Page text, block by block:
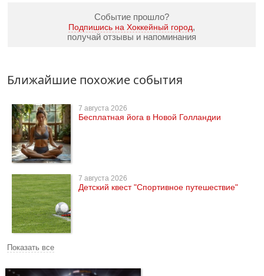
Событие прошло?
Подпишись на Хоккейный город,
получай отзывы и напоминания
Ближайшие похожие события
7 августа 2026
Бесплатная йога в Новой Голландии
7 августа 2026
Детский квест "Спортивное путешествие"
Показать все